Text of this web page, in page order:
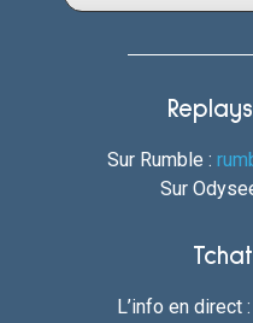
Sur Rumble :
Sur
L’info en direct :